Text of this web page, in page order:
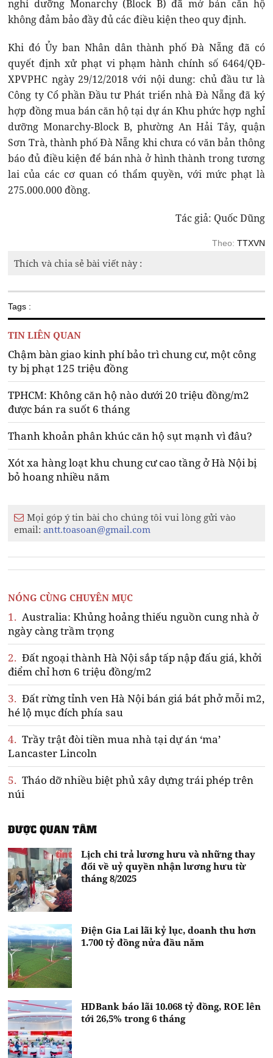
nghỉ dưỡng Monarchy (Block B) đã mở bán căn hộ
không đảm bảo đầy đủ các điều kiện theo quy định.
Khi đó Ủy ban Nhân dân thành phố Đà Nẵng đã có
quyết định xử phạt vi phạm hành chính số 6464/QĐ-
XPVPHC ngày 29/12/2018 với nội dung: chủ đầu tư là
Công ty Cổ phần Đầu tư Phát triển nhà Đà Nẵng đã ký
hợp đồng mua bán căn hộ tại dự án Khu phức hợp nghỉ
dưỡng Monarchy-Block B, phường An Hải Tây, quận
Sơn Trà, thành phố Đà Nẵng khi chưa có văn bản thông
báo đủ điều kiện để bán nhà ở hình thành trong tương
lai của các cơ quan có thẩm quyền, với mức phạt là
275.000.000 đồng.
Tác giả: Quốc Dũng
Theo: TTXVN
Thích và chia sẻ bài viết này :
Tags :
TIN LIÊN QUAN
Chậm bàn giao kinh phí bảo trì chung cư, một công
ty bị phạt 125 triệu đồng
TPHCM: Không căn hộ nào dưới 20 triệu đồng/m2
được bán ra suốt 6 tháng
Thanh khoản phân khúc căn hộ sụt mạnh vì đâu?
Xót xa hàng loạt khu chung cư cao tầng ở Hà Nội bị
bỏ hoang nhiều năm
Mọi góp ý tin bài cho chúng tôi vui lòng gửi vào
email:antt.toasoan@gmail.com
NÓNG CÙNG CHUYÊN MỤC
1. Australia: Khủng hoảng thiếu nguồn cung nhà ở
ngày càng trầm trọng
2. Đất ngoại thành Hà Nội sắp tấp nập đấu giá, khởi
điểm chỉ hơn 6 triệu đồng/m2
3. Đất rừng tỉnh ven Hà Nội bán giá bát phở mỗi m2,
hé lộ mục đích phía sau
4. Trầy trật đòi tiền mua nhà tại dự án ‘ma’
Lancaster Lincoln
5. Tháo dỡ nhiều biệt phủ xây dựng trái phép trên
núi
ĐƯỢC QUAN TÂM
Lịch chi trả lương hưu và những thay
đổi về uỷ quyền nhận lương hưu từ
tháng 8/2025
Điện Gia Lai lãi kỷ lục, doanh thu hơn
1.700 tỷ đồng nửa đầu năm
HDBank báo lãi 10.068 tỷ đồng, ROE lên
tới 26,5% trong 6 tháng